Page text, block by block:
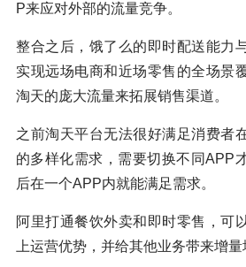
P来应对外部的流量竞争。
整合之后，饿了么的即时配送能力
实现远场电商和近场零售的全场景
淘天的庞大流量来拓展销售渠道。
之前淘天平台无法很好满足消费者
的多样化需求，需要切换不同APP
后在一个APP内就能满足需求。
阿里打通餐饮外卖和即时零售，可
上运营优势，并给其他业务带来增量